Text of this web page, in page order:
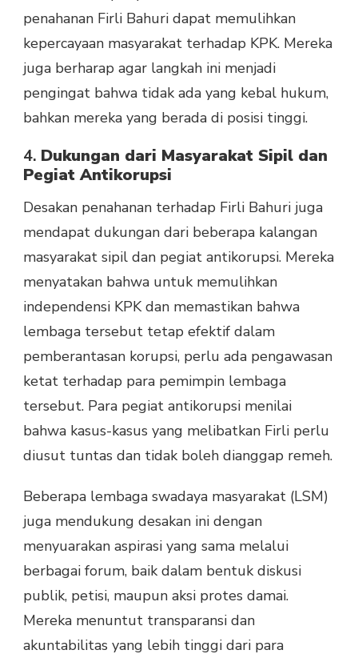
penahanan Firli Bahuri dapat memulihkan
kepercayaan masyarakat terhadap KPK. Mereka
juga berharap agar langkah ini menjadi
pengingat bahwa tidak ada yang kebal hukum,
bahkan mereka yang berada di posisi tinggi.
4. Dukungan dari Masyarakat Sipil dan
Pegiat Antikorupsi
Desakan penahanan terhadap Firli Bahuri juga
mendapat dukungan dari beberapa kalangan
masyarakat sipil dan pegiat antikorupsi. Mereka
menyatakan bahwa untuk memulihkan
independensi KPK dan memastikan bahwa
lembaga tersebut tetap efektif dalam
pemberantasan korupsi, perlu ada pengawasan
ketat terhadap para pemimpin lembaga
tersebut. Para pegiat antikorupsi menilai
bahwa kasus-kasus yang melibatkan Firli perlu
diusut tuntas dan tidak boleh dianggap remeh.
Beberapa lembaga swadaya masyarakat (LSM)
juga mendukung desakan ini dengan
menyuarakan aspirasi yang sama melalui
berbagai forum, baik dalam bentuk diskusi
publik, petisi, maupun aksi protes damai.
Mereka menuntut transparansi dan
akuntabilitas yang lebih tinggi dari para